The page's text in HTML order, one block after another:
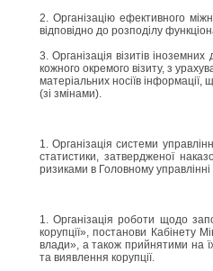
2. Організацію ефективного
відповідно до розподілу
3. Організація візитів
кожного окремого візиту, з
матеріальних носіїв
(зі змінами).
1. Організація системи
статистики, затвердженої
ризиками в Головному управлінні
1. Організація роботи щодо
корупції», постанови Кабінету
влади», а також прийнятими на
та виявлення корупції.